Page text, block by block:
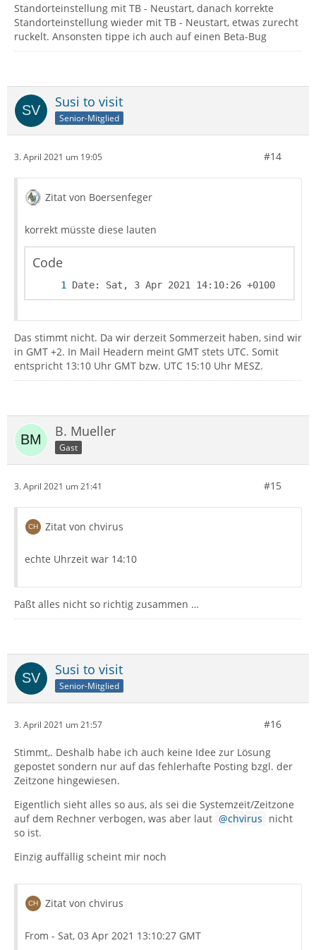
Standorteinstellung mit TB - Neustart, danach korrekte
Standorteinstellung wieder mit TB - Neustart, etwas zurecht
ruckelt. Ansonsten tippe ich auch auf einen Beta-Bug
Susi to visit
Senior-Mitglied
3. April 2021 um 19:05 #14
Zitat von Boersenfeger
korrekt müsste diese lauten
Code
Date: Sat, 3 Apr 2021 14:10:26 +0100
Das stimmt nicht. Da wir derzeit Sommerzeit haben, sind wir
in GMT +2. In Mail Headern meint GMT stets UTC. Somit
entspricht 13:10 Uhr GMT bzw. UTC 15:10 Uhr MESZ.
B. Mueller
Gast
3. April 2021 um 21:41 #15
Zitat von chvirus
echte Uhrzeit war 14:10
Paßt alles nicht so richtig zusammen …
Susi to visit
Senior-Mitglied
3. April 2021 um 21:57 #16
Stimmt,. Deshalb habe ich auch keine Idee zur Lösung
gepostet sondern nur auf das fehlerhafte Posting bzgl. der
Zeitzone hingewiesen.
Eigentlich sieht alles so aus, als sei die Systemzeit/Zeitzone
auf dem Rechner verbogen, was aber laut
chvirus nicht
so ist.
Einzig auffällig scheint mir noch
Zitat von chvirus
From - Sat, 03 Apr 2021 13:10:27 GMT